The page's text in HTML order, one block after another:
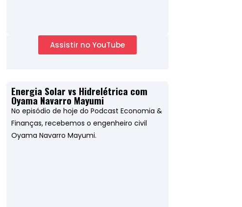
Assistir no YouTube
Energia Solar vs Hidrelétrica com
Oyama Navarro Mayumi
No episódio de hoje do Podcast Economia &
Finanças, recebemos o engenheiro civil
Oyama Navarro Mayumi.